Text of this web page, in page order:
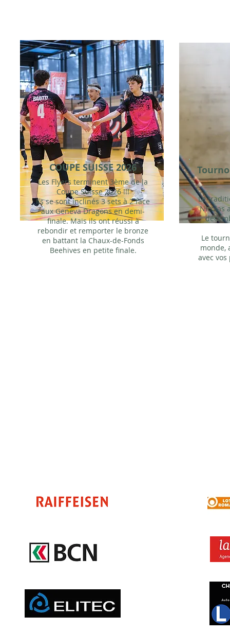
COUPE SUISSE 2026
Les Flyers terminent 3ème de la
Coupe Suisse 2026 !!!
Ils se sont inclinés 3 sets à 2 face
aux Geneva Dragons en demi-
finale. Mais ils ont réussi à
rebondir et remporter le bronze
en battant la Chaux-de-Fonds
Beehives en petite finale.
Le
Nicolas
Le
monde,
avec